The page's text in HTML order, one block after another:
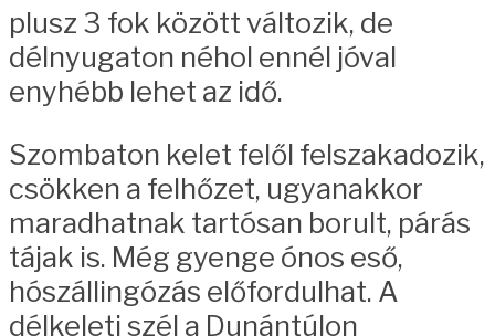
plusz 3 fok között változik, de
délnyugaton néhol ennél jóval
enyhébb lehet az idő.
Szombaton kelet felől felszakadozik,
csökken a felhőzet, ugyanakkor
maradhatnak tartósan borult, párás
tájak is. Még gyenge ónos eső,
hószállingózás előfordulhat. A
délkeleti szél a Dunántúlon